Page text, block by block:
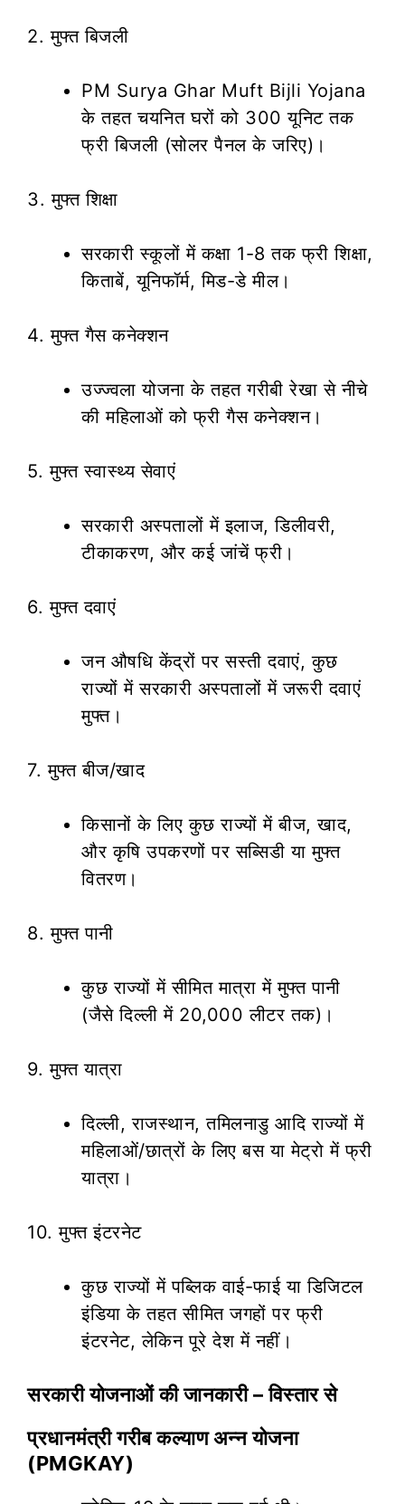
2. मुफ्त बिजली
PM Surya Ghar Muft Bijli Yojana
के तहत चयनित घरों को 300 यूनिट तक
फ्री बिजली (सोलर पैनल के जरिए)।
3. मुफ्त शिक्षा
सरकारी स्कूलों में कक्षा 1-8 तक फ्री शिक्षा,
किताबें, यूनिफॉर्म, मिड-डे मील।
4. मुफ्त गैस कनेक्शन
उज्ज्वला योजना के तहत गरीबी रेखा से नीचे
की महिलाओं को फ्री गैस कनेक्शन।
5. मुफ्त स्वास्थ्य सेवाएं
सरकारी अस्पतालों में इलाज, डिलीवरी,
टीकाकरण, और कई जांचें फ्री।
6. मुफ्त दवाएं
जन औषधि केंद्रों पर सस्ती दवाएं, कुछ
राज्यों में सरकारी अस्पतालों में जरूरी दवाएं
मुफ्त।
7. मुफ्त बीज/खाद
किसानों के लिए कुछ राज्यों में बीज, खाद,
और कृषि उपकरणों पर सब्सिडी या मुफ्त
वितरण।
8. मुफ्त पानी
कुछ राज्यों में सीमित मात्रा में मुफ्त पानी
(जैसे दिल्ली में 20,000 लीटर तक)।
9. मुफ्त यात्रा
दिल्ली, राजस्थान, तमिलनाडु आदि राज्यों में
महिलाओं/छात्रों के लिए बस या मेट्रो में फ्री
यात्रा।
10. मुफ्त इंटरनेट
कुछ राज्यों में पब्लिक वाई-फाई या डिजिटल
इंडिया के तहत सीमित जगहों पर फ्री
इंटरनेट, लेकिन पूरे देश में नहीं।
सरकारी योजनाओं की जानकारी – विस्तार से
प्रधानमंत्री गरीब कल्याण अन्न योजना
(PMGKAY)